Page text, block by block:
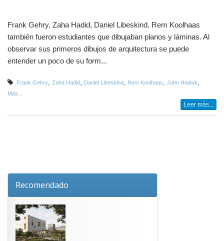
Frank Gehry, Zaha Hadid, Daniel Libeskind, Rem Koolhaas
también fueron estudiantes que dibujaban planos y láminas. Al
observar sus primeros dibujos de arquitectura se puede
entender un poco de su form...
Frank Gehry, Zaha Hadid, Daniel Libeskind, Rem Koolhaas, John Hejduk,
Más...
Leer más...
Recomendado